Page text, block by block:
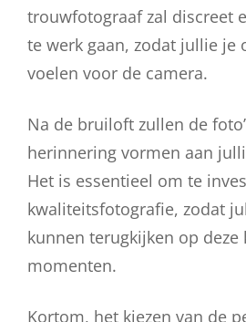
trouwfotograaf zal discreet
te werk gaan, zodat jullie je
voelen voor de camera.
Na de bruiloft zullen de
herinnering vormen aan
Het is essentieel om te
kwaliteitsfotografie, zodat
kunnen terugkijken op deze
momenten.
Kortom, het kiezen van de